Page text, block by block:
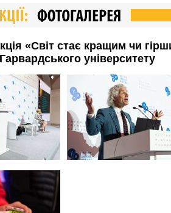
«Світ стає кращим чи
університету